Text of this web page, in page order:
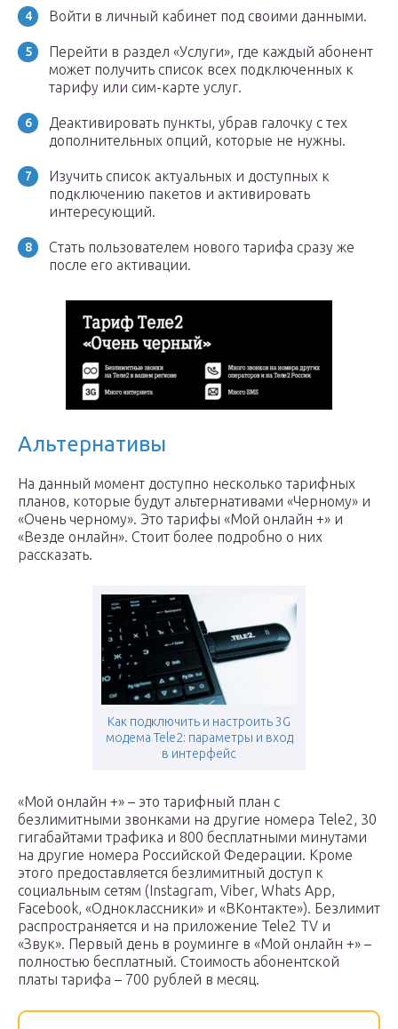
Войти в личный кабинет под своими данными.
Перейти в раздел «Услуги», где каждый абонент
может получить список всех подключенных к
тарифу или сим-карте услуг.
Деактивировать пункты, убрав галочку с тех
дополнительных опций, которые не нужны.
Изучить список актуальных и доступных к
подключению пакетов и активировать
интересующий.
Стать пользователем нового тарифа сразу же
после его активации.
Альтернативы
На данный момент доступно несколько тарифных
планов, которые будут альтернативами «Черному» и
«Очень черному». Это тарифы «Мой онлайн +» и
«Везде онлайн». Стоит более подробно о них
рассказать.
Как подключить и настроить 3G
модема Tele2: параметры и вход
в интерфейс
«Мой онлайн +» – это тарифный план с
безлимитными звонками на другие номера Tele2, 30
гигабайтами трафика и 800 бесплатными минутами
на другие номера Российской Федерации. Кроме
этого предоставляется безлимитный доступ к
социальным сетям (Instagram, Viber, Whats App,
Facebook, «Одноклассники» и «ВКонтакте»). Безлимит
распространяется и на приложение Tele2 TV и
«Звук». Первый день в роуминге в «Мой онлайн +» –
полностью бесплатный. Стоимость абонентской
платы тарифа – 700 рублей в месяц.